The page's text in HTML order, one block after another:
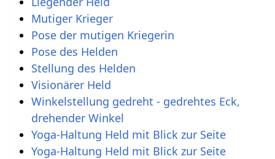
Mutiger Krieger
Pose der mutigen Kriegerin
Pose des Helden
Stellung des Helden
Visionärer Held
Winkelstellung gedreht - gedrehtes Eck,
drehender Winkel
Yoga-Haltung Held mit Blick zur Seite
Yoga-Haltung Held mit Blick zur Seite